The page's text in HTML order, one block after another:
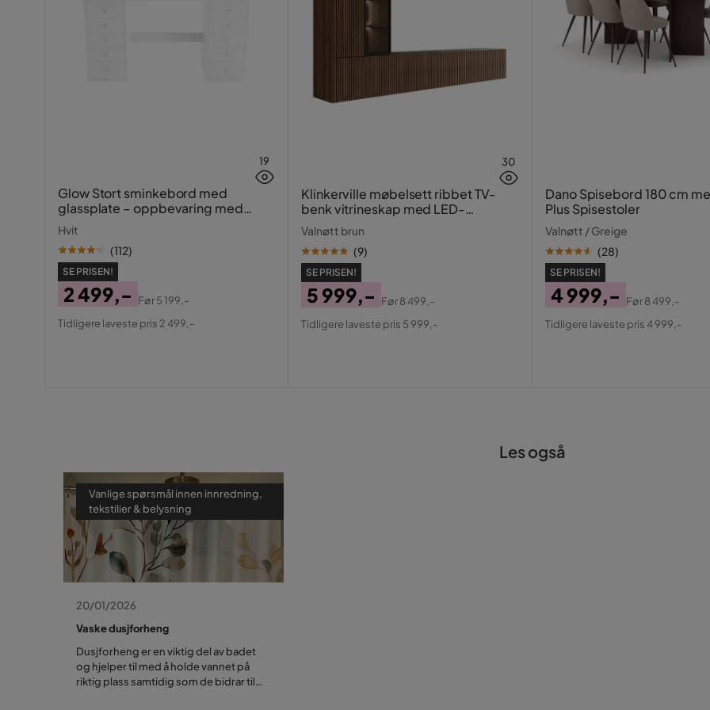
19
Glow Stort sminkebord med
glassplate – oppbevaring med
skuffer og rom 120 cm
Hvit
(112)
SE PRISEN!
Pris
2 499,-
Original
Før5 199,-
Tidligere laveste pris 2 499,-
30
Klinkerville møbelsett ribbet TV-
benk vitrineskap med LED-
belysning vegghengt - gulvstående
260 cm
Valnøtt brun
(9)
SE PRISEN!
Pris
5 999,-
Original
Før8 499,-
Tidligere laveste pris 5 999,-
Dano Spisebord 180 cm
Plus Spisestoler
Valnøtt / Greige
(28)
SE PRISEN!
Pris
4 999,-
Original
Før8 499,-
Tidligere laveste pris 4 999,-
Les også
20/01/2026
Vaske dusjforheng
Dusjforheng er en viktig del av badet
og hjelper til med å holde vannet på
riktig plass samtidig som de bidrar til
Vanlige spørsmål innen innredning,
tekstilier & belysning